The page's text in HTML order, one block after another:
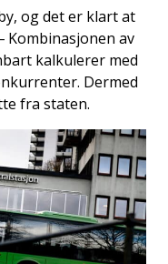
og det er klart at
Kombinasjonen av
kalkulerer med
Dermed
fra staten.